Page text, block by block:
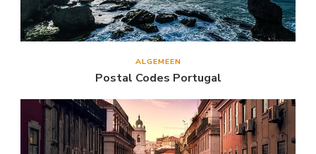
ALGEMEEN
Postal Codes Portugal